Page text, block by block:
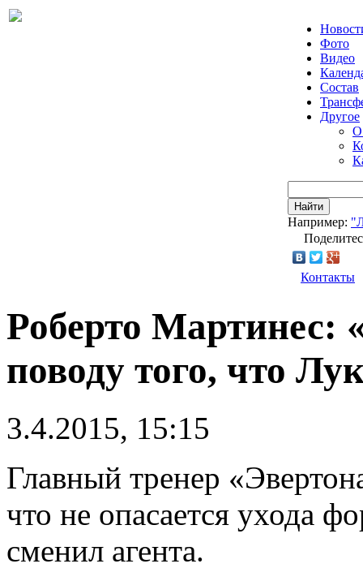
Фото
Видео
Состав
Другое
О
Найти
Например:
Контакты
Роберто Мартинес:
поводу того, что
3.4.2015, 15:15
Главный тренер
что не опасается ухода
сменил агента.